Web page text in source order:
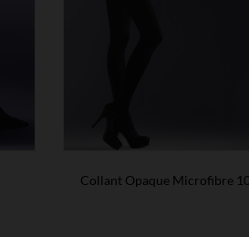
Collant Opaque Microfibre